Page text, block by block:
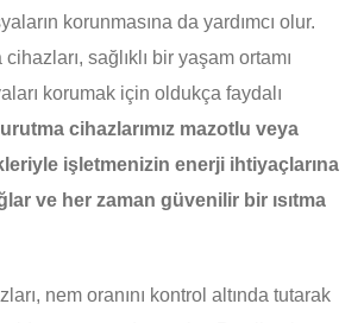
korunmasına da yardımcı olur.
sağlıklı bir yaşam ortamı
korumak için oldukça faydalı
cihazlarımız mazotlu veya
işletmenizin enerji ihtiyaçlarına
ve her zaman güvenilir bir ısıtma
nem oranını kontrol altında tutarak